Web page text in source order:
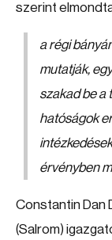
szerint
a régi
mutatják,
szakad be a
hatóságok
érvényben
Constantin Dan
(Salrom)